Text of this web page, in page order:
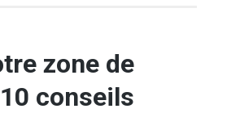
zone de
conseils